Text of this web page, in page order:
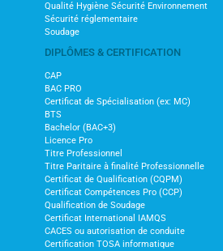
Qualité Hygiène Sécurité Environnement
Sécurité réglementaire
Soudage
DIPLÔMES & CERTIFICATION
CAP
BAC PRO
Certificat de Spécialisation (ex: MC)
BTS
Bachelor (BAC+3)
Licence Pro
Titre Professionnel
Titre Paritaire à finalité Professionnelle
Certificat de Qualification (CQPM)
Certificat Compétences Pro (CCP)
Qualification de Soudage
Certificat International IAMQS
CACES ou autorisation de conduite
Certification TOSA informatique